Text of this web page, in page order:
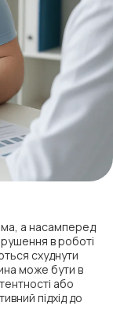
а насамперед
в роботі
схуднути
може бути в
або
підхід до